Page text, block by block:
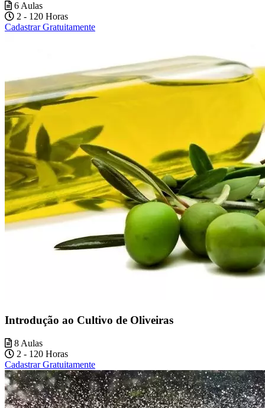
6 Aulas
2 - 120 Horas
Cadastrar Gratuitamente
Introdução ao Cultivo de Oliveiras
8 Aulas
2 - 120 Horas
Cadastrar Gratuitamente